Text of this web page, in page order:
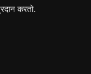
करतो.